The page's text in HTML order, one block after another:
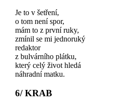
Je to v šetření,
o tom není spor,
mám to z první ruky,
zmínil se mi jednoruký
redaktor
z bulvárního plátku,
který celý život hledá
náhradní matku.
6/ KRAB